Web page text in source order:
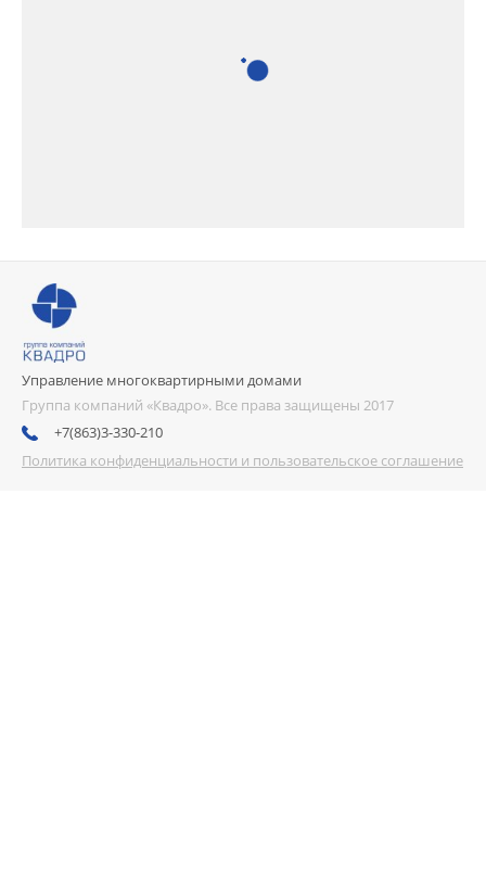
Управление многоквартирными домами
Группа компаний «Квадро». Все права защищены 2017
+7(863)3-330-210
Политика конфиденциальности и пользовательское соглашение